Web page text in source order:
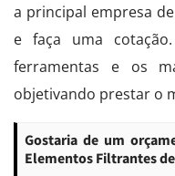
a principal empresa
e faça uma
ferramentas e os
objetivando prestar o
Gostaria de um
Elementos Filtrantes